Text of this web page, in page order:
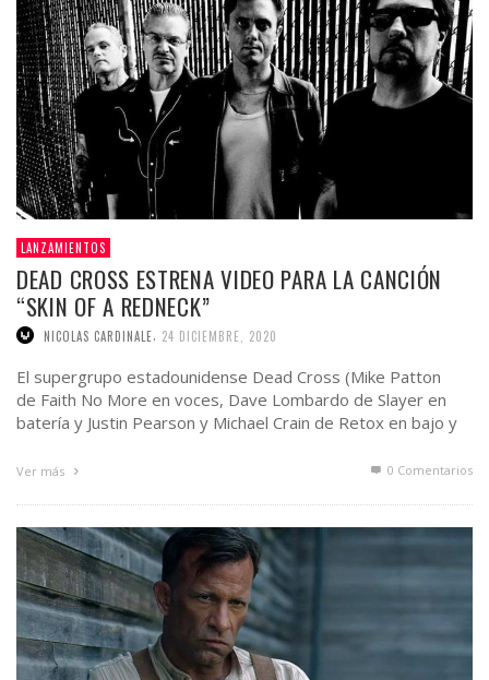
LANZAMIENTOS
DEAD CROSS ESTRENA VIDEO PARA LA CANCIÓN
“SKIN OF A REDNECK”
NICOLAS CARDINALE 24 DICIEMBRE, 2020
El supergrupo estadounidense Dead Cross (Mike Patton
de Faith No More en voces, Dave Lombardo de Slayer en
batería y Justin Pearson y Michael Crain de Retox en bajo y
Ver más 0 Comentarios